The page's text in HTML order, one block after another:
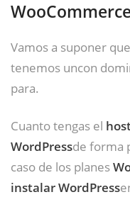
Vamos a suponer
tenemos uncon
para.
Cuanto tengas el
WordPressde forma
caso de los planes
instalar WordPress